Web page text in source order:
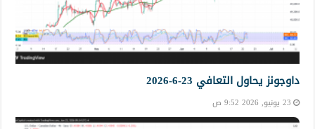
داوجونز يحاول التعافي 23-6-2026
23 يونيو, 2026 9:52 ص